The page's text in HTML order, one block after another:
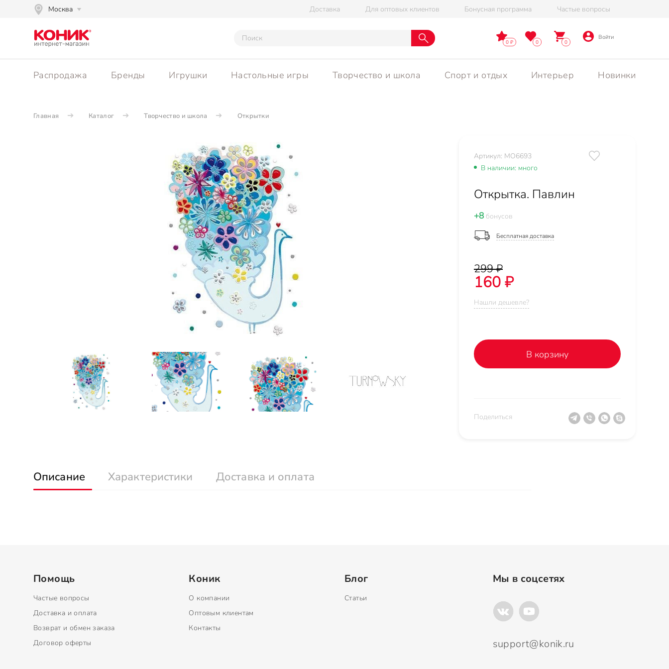
Москва Доставка Для оптовых клиентов Бонусная программа Частые вопросы
0 0 0
Войти
Распродажа Бренды Игрушки Настольные игры Творчество и школа Спорт и отдых Интерьер Новинки
Главная Каталог Творчество и школа Открытки
Артикул: MO6693
В наличии: много
Открытка. Павлин
+8бонусов
Бесплатная доставка
299 ₽
160 ₽
Нашли дешевле?
В корзину
Поделиться
Описание Характеристики Доставка и оплата
Помощь
Частые вопросы
Доставка и оплата
Возврат и обмен заказа
Договор оферты
Коник
О компании
Оптовым клиентам
Контакты
Блог
Статьи
Мы в соцсетях
support@konik.ru